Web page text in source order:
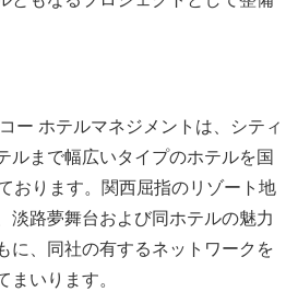
ー ホテルマネジメントは、シティ
ルまで幅広いタイプのホテルを国
おります。関西屈指のリゾート地
淡路夢舞台および同ホテルの魅力
に、同社の有するネットワークを
まいります。